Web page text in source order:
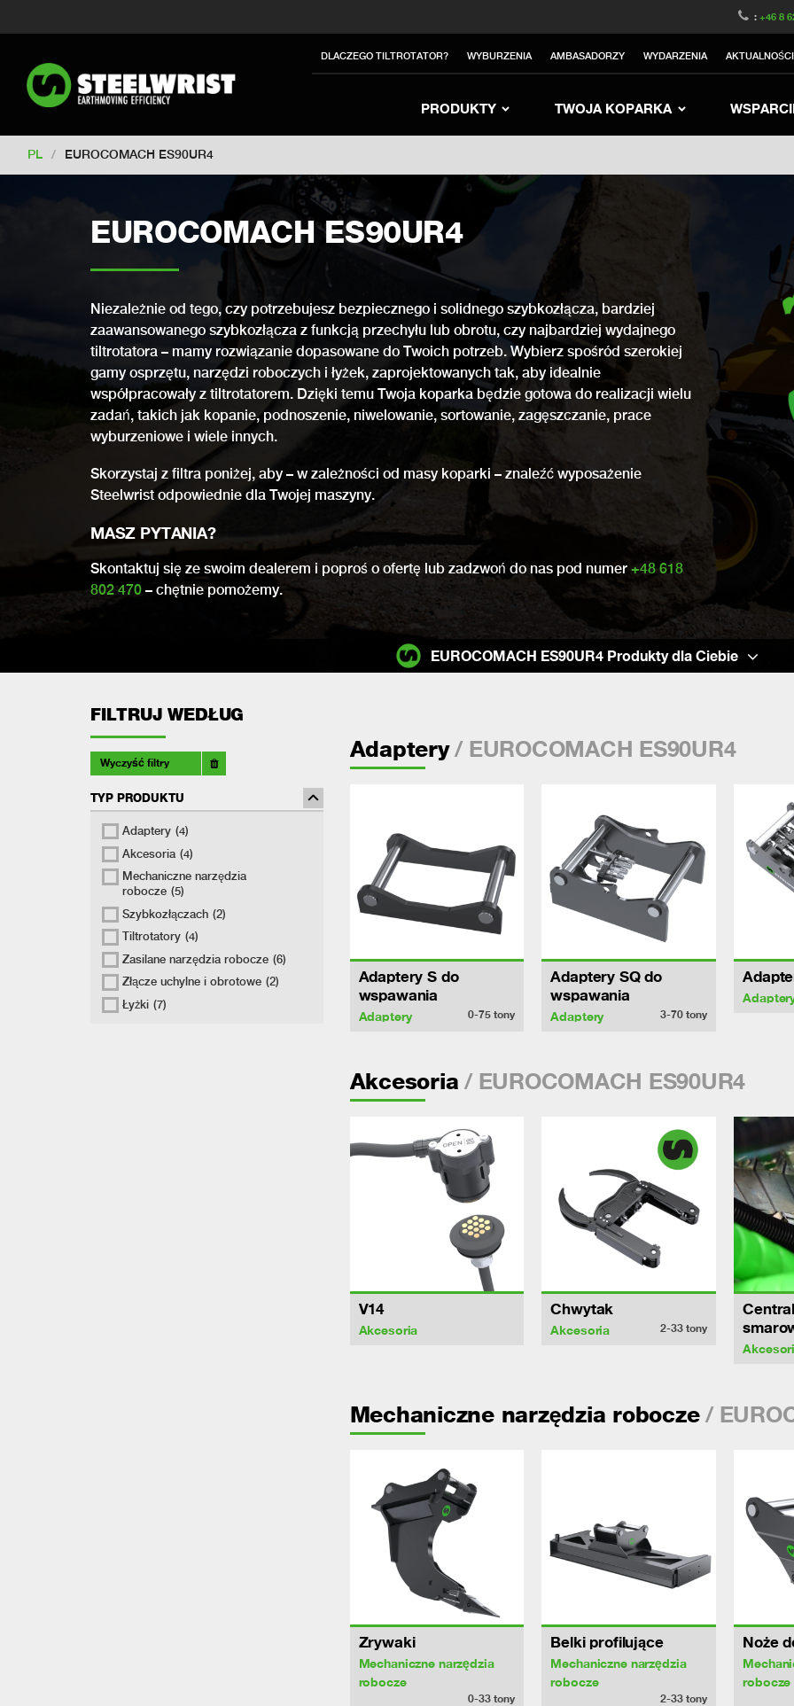
:+46 8
DLACZEGO TILTROTATOR? WYBURZENIA AMBASADORZY WYDARZENIA AKTUALNOŚCI
PRODUKTY TWOJA KOPARKA
Switch to Belgium
Switch to International Switch to United Kingdom Switch to Sweden Switch to Norway
Switch to Korea Switch to Japan Switch to Italy
Switch to France
PL / EUROCOMACH ES90UR4
EUROCOMACH ES90UR4
Niezależnie od tego, czy potrzebujesz bezpiecznego i solidnego szybkozłącza, bardziej
zaawansowanego szybkozłącza z funkcją przechyłu lub obrotu, czy najbardziej wydajnego
tiltrotatora – mamy rozwiązanie dopasowane do Twoich potrzeb. Wybierz spośród szerokiej
gamy osprzętu, narzędzi roboczych i łyżek, zaprojektowanych tak, aby idealnie
współpracowały z tiltrotatorem. Dzięki temu Twoja koparka będzie gotowa do realizacji wielu
zadań, takich jak kopanie, podnoszenie, niwelowanie, sortowanie, zagęszczanie, prace
wyburzeniowe i wiele innych.
Skorzystaj z filtra poniżej, aby – w zależności od masy koparki – znaleźć wyposażenie
Steelwrist odpowiednie dla Twojej maszyny.
MASZ PYTANIA?
Skontaktuj się ze swoim dealerem i poproś o ofertę lub zadzwoń do nas pod numer +48 618
802 470 – chętnie pomożemy.
FILTRUJ WEDŁUG
Wyczyść filtry
TYP PRODUKTU
Adaptery (4)
Akcesoria (4)
Mechaniczne narzędzia
robocze (5)
Szybkozłączach (2)
Tiltrotatory (4)
Zasilane narzędzia robocze (6)
Złącze uchylne i obrotowe (2)
Łyżki (7)
Adaptery/ EUROCOMACH ES90UR4
Adaptery S do
wspawania
Adaptery 0-75tony
Adaptery SQ do
wspawania
Adaptery 3-70tony
Akcesoria / EUROCOMACH ES90UR4
V14
Akcesoria
Chwytak
Akcesoria 2-33tony
Mechaniczne narzędzia robocze/
Zrywaki
Mechaniczne narzędzia
robocze
0-33tony
Belki profilujące
Mechaniczne narzędzia
robocze
2-33tony
Noże
robocze
EUROCOMACH ES90UR4 Produkty dla Ciebie